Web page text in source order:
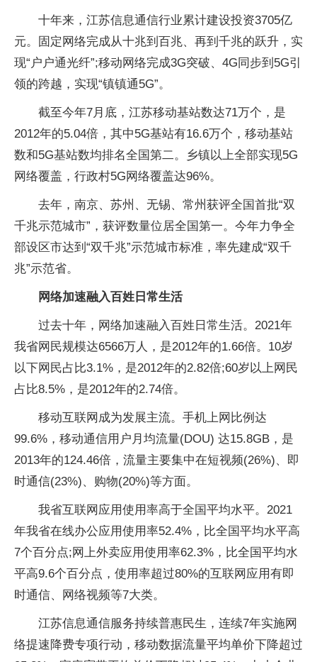
十年来，江苏信息通信行业累计建设投资3705亿
元。固定网络完成从十兆到百兆、再到千兆的跃升，实
现“户户通光纤”;移动网络完成3G突破、4G同步到5G引
领的跨越，实现“镇镇通5G”。
截至今年7月底，江苏移动基站数达71万个，是
2012年的5.04倍，其中5G基站有16.6万个，移动基站
数和5G基站数均排名全国第二。乡镇以上全部实现5G
网络覆盖，行政村5G网络覆盖达96%。
去年，南京、苏州、无锡、常州获评全国首批“双
千兆示范城市”，获评数量位居全国第一。今年力争全
部设区市达到“双千兆”示范城市标准，率先建成“双千
兆”示范省。
网络加速融入百姓日常生活
过去十年，网络加速融入百姓日常生活。2021年
我省网民规模达6566万人，是2012年的1.66倍。10岁
以下网民占比3.1%，是2012年的2.82倍;60岁以上网民
占比8.5%，是2012年的2.74倍。
移动互联网成为发展主流。手机上网比例达
99.6%，移动通信用户月均流量(DOU) 达15.8GB，是
2013年的124.46倍，流量主要集中在短视频(26%)、即
时通信(23%)、购物(20%)等方面。
我省互联网应用使用率高于全国平均水平。2021
年我省在线办公应用使用率52.4%，比全国平均水平高
7个百分点;网上外卖应用使用率62.3%，比全国平均水
平高9.6个百分点，使用率超过80%的互联网应用有即
时通信、网络视频等7大类。
江苏信息通信服务持续普惠民生，连续7年实施网
络提速降费专项行动，移动数据流量平均单价下降超过